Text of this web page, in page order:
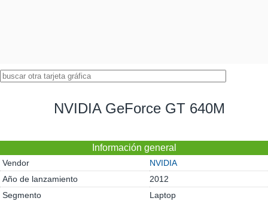
NVIDIA GeForce GT 640M
Información general
Vendor
NVIDIA
Año de lanzamiento
2012
Segmento
Laptop